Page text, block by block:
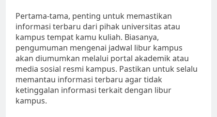
Pertama-tama, penting untuk memastikan
informasi terbaru dari pihak universitas atau
kampus tempat kamu kuliah. Biasanya,
pengumuman mengenai jadwal libur kampus
akan diumumkan melalui portal akademik atau
media sosial resmi kampus. Pastikan untuk selalu
memantau informasi terbaru agar tidak
ketinggalan informasi terkait dengan libur
kampus.